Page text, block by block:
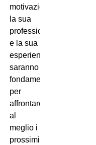
motivazioni,
la sua
professionalità
e la sua
esperienza
saranno
fondamentali
per
affrontare
al
meglio i
prossimi